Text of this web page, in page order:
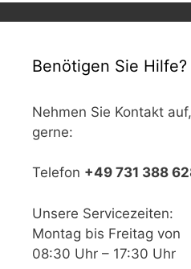
Benötigen Sie Hilfe?
Nehmen Sie Kontakt
gerne:
Telefon +49 731 388
Unsere Servicezeiten:
Montag bis Freitag von
08:30 Uhr – 17:30 Uhr